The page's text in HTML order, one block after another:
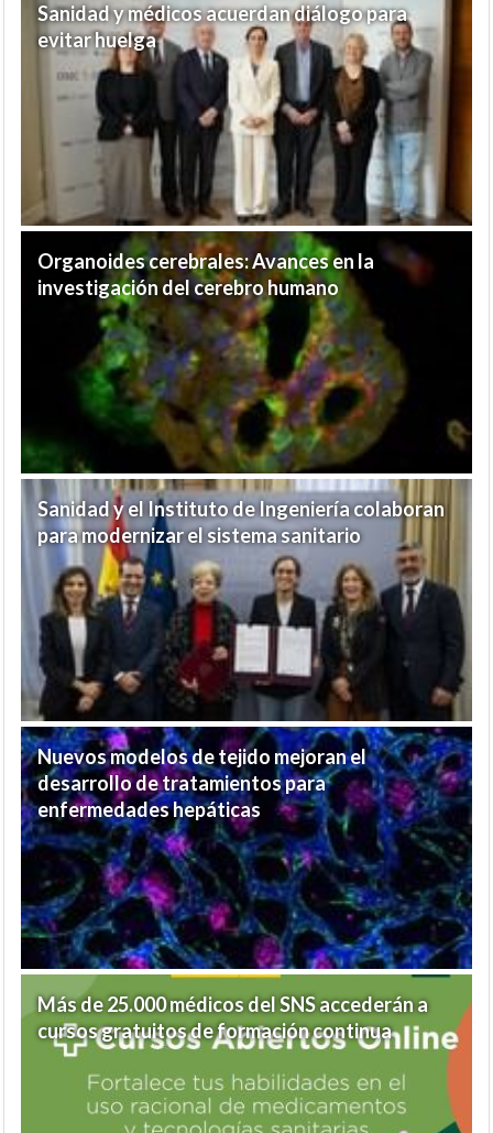
Sanidad y médicos acuerdan diálogo para
evitar huelga
Organoides cerebrales: Avances en la
investigación del cerebro humano
Sanidad y el Instituto de Ingeniería colaboran
para modernizar el sistema sanitario
Nuevos modelos de tejido mejoran el
desarrollo de tratamientos para
enfermedades hepáticas
Más de 25.000 médicos del SNS accederán a
cursos gratuitos de formación continua